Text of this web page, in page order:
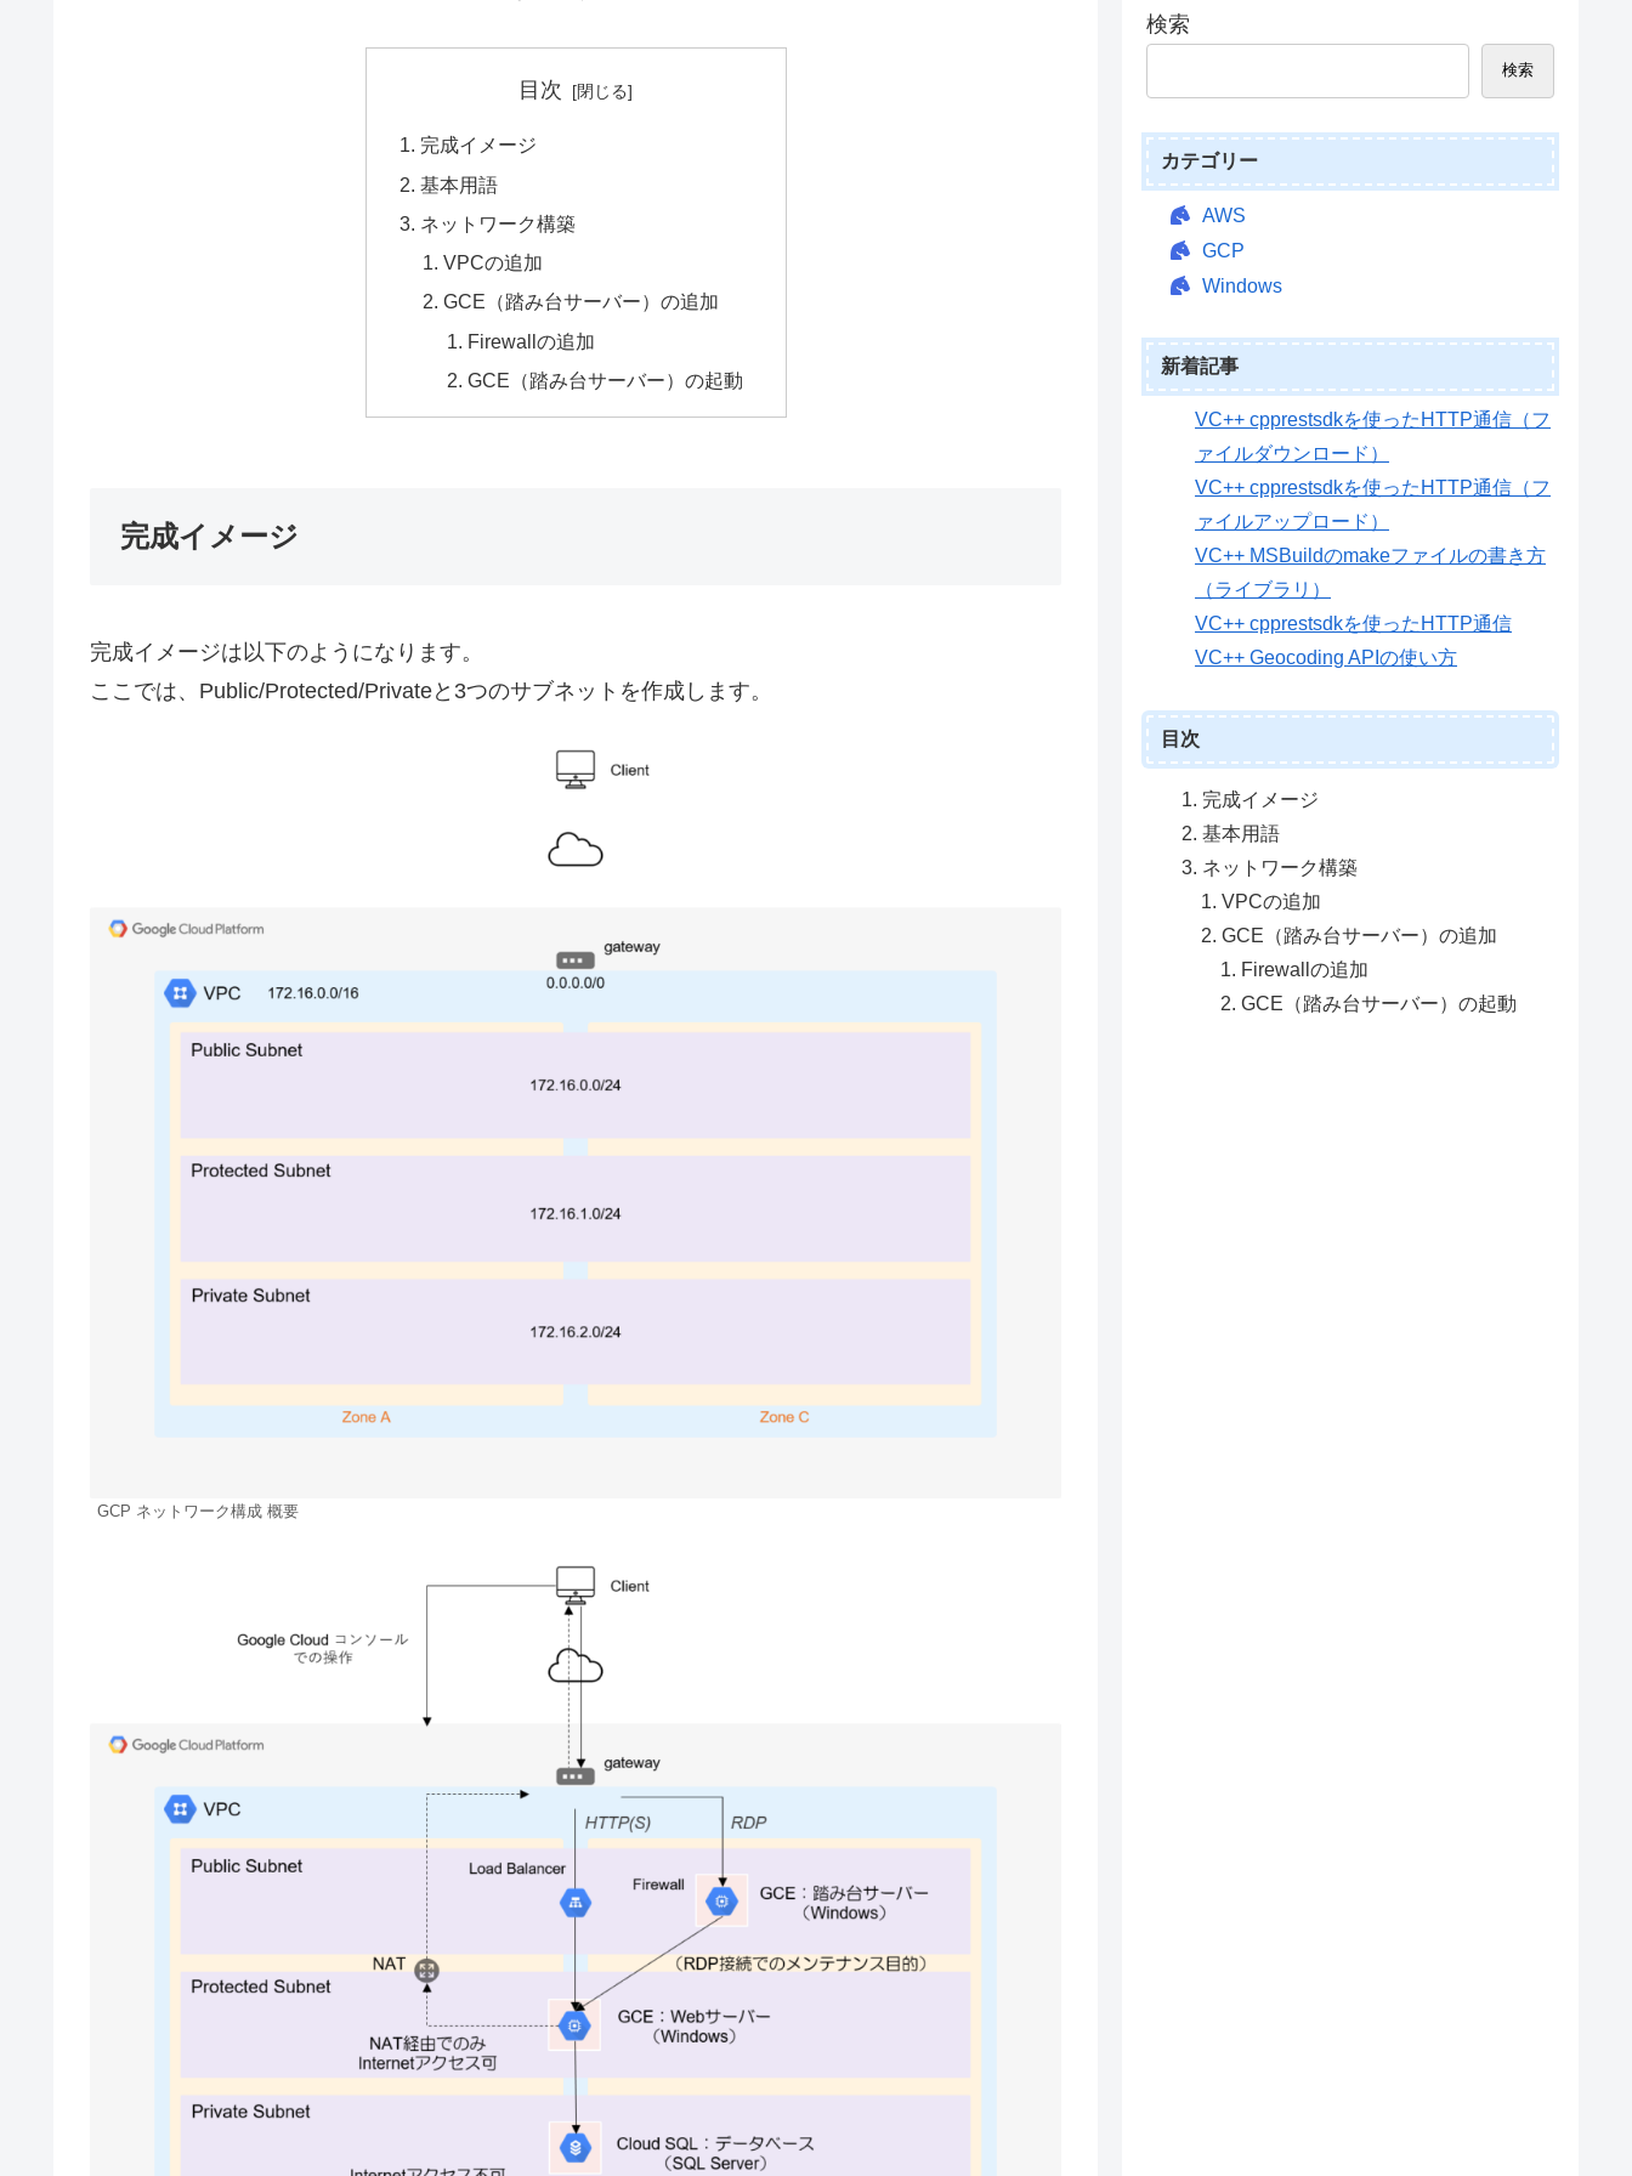
目次
完成イメージ
基本用語
ネットワーク構築
VPCの追加
GCE（踏み台サーバー）の追加
Firewallの追加
GCE（踏み台サーバー）の起動
完成イメージ
完成イメージは以下のようになります。
ここでは、Public/Protected/Privateと3つのサブネットを作成します。
GCP ネットワーク構成 概要
検索
検索
カテゴリー
AWS
GCP
Windows
新着記事
VC++ cpprestsdkを使ったHTTP通信（フ
ァイルダウンロード）
VC++ cpprestsdkを使ったHTTP通信（フ
ァイルアップロード）
VC++ MSBuildのmakeファイルの書き方
（ライブラリ）
VC++ cpprestsdkを使ったHTTP通信
VC++ Geocoding APIの使い方
目次
完成イメージ
基本用語
ネットワーク構築
VPCの追加
GCE（踏み台サーバー）の追加
Firewallの追加
GCE（踏み台サーバー）の起動